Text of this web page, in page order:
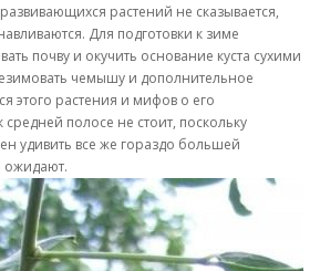
растений не сказывается,
Для подготовки к зиме
почву и окучить основание куста сухими
чемышу и дополнительное
этого растения и мифов о его
полосе не стоит, поскольку
удивить все же гораздо большей
ожидают.